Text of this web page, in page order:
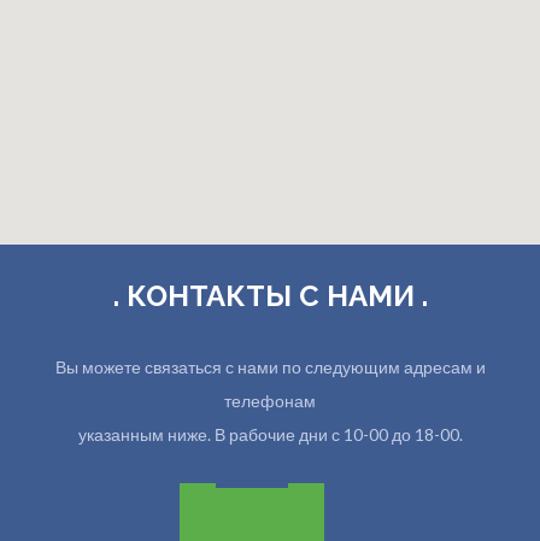
. КОНТАКТЫ С НАМИ .
Вы можете связаться с нами по следующим адресам и
телефонам
указанным ниже. В рабочие дни с 10-00 до 18-00.